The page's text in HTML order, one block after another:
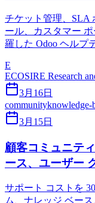
チケット管理、SLA
ール、カスタマー
羅した Odoo ヘルプ
E
ECOSIRE Research
3月16日
communityknowledge-
3月15日
顧客コミュニテ
ース、ユーザー
サポート コストを
ム、ナレッジ ベー